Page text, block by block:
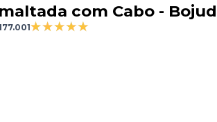
com Cabo -